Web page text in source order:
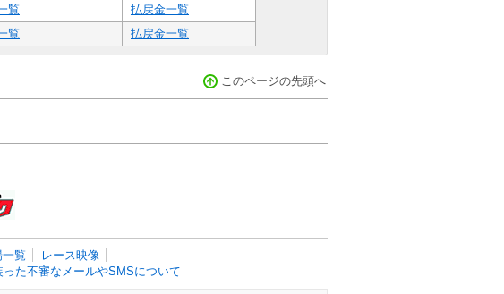
覧
払戻金一覧
覧 払戻金一覧
このページの先頭へ
覧
レース映像
った不審なメールやSMSについて